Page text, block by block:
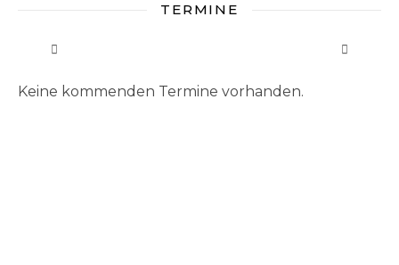
TERMINE
Keine kommenden Termine vorhanden.